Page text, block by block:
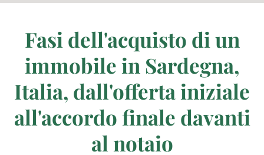
Fasi dell'acquisto di un
immobile in Sardegna,
Italia, dall'offerta iniziale
all'accordo finale davanti
al notaio